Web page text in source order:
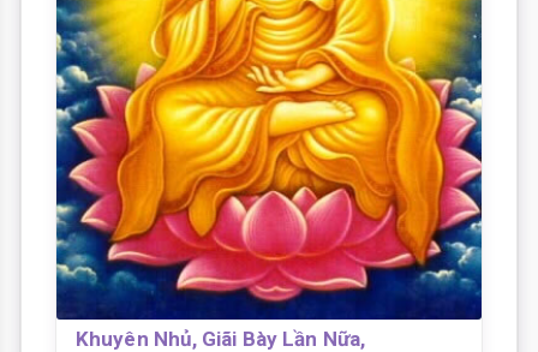
Khuyên Nhủ, Giãi Bày Lần Nữa,